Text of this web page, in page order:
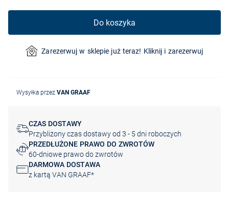
Do koszyka
Zarezerwuj w sklepie już teraz! Kliknij i zarezerwuj
Wysyłka przez VAN GRAAF
CZAS DOSTAWY
Przybliżony czas dostawy od 3 - 5 dni roboczych
PRZEDŁUŻONE PRAWO DO ZWROTÓW
60-dniowe prawo do zwrotów
DARMOWA DOSTAWA
z kartą VAN GRAAF*